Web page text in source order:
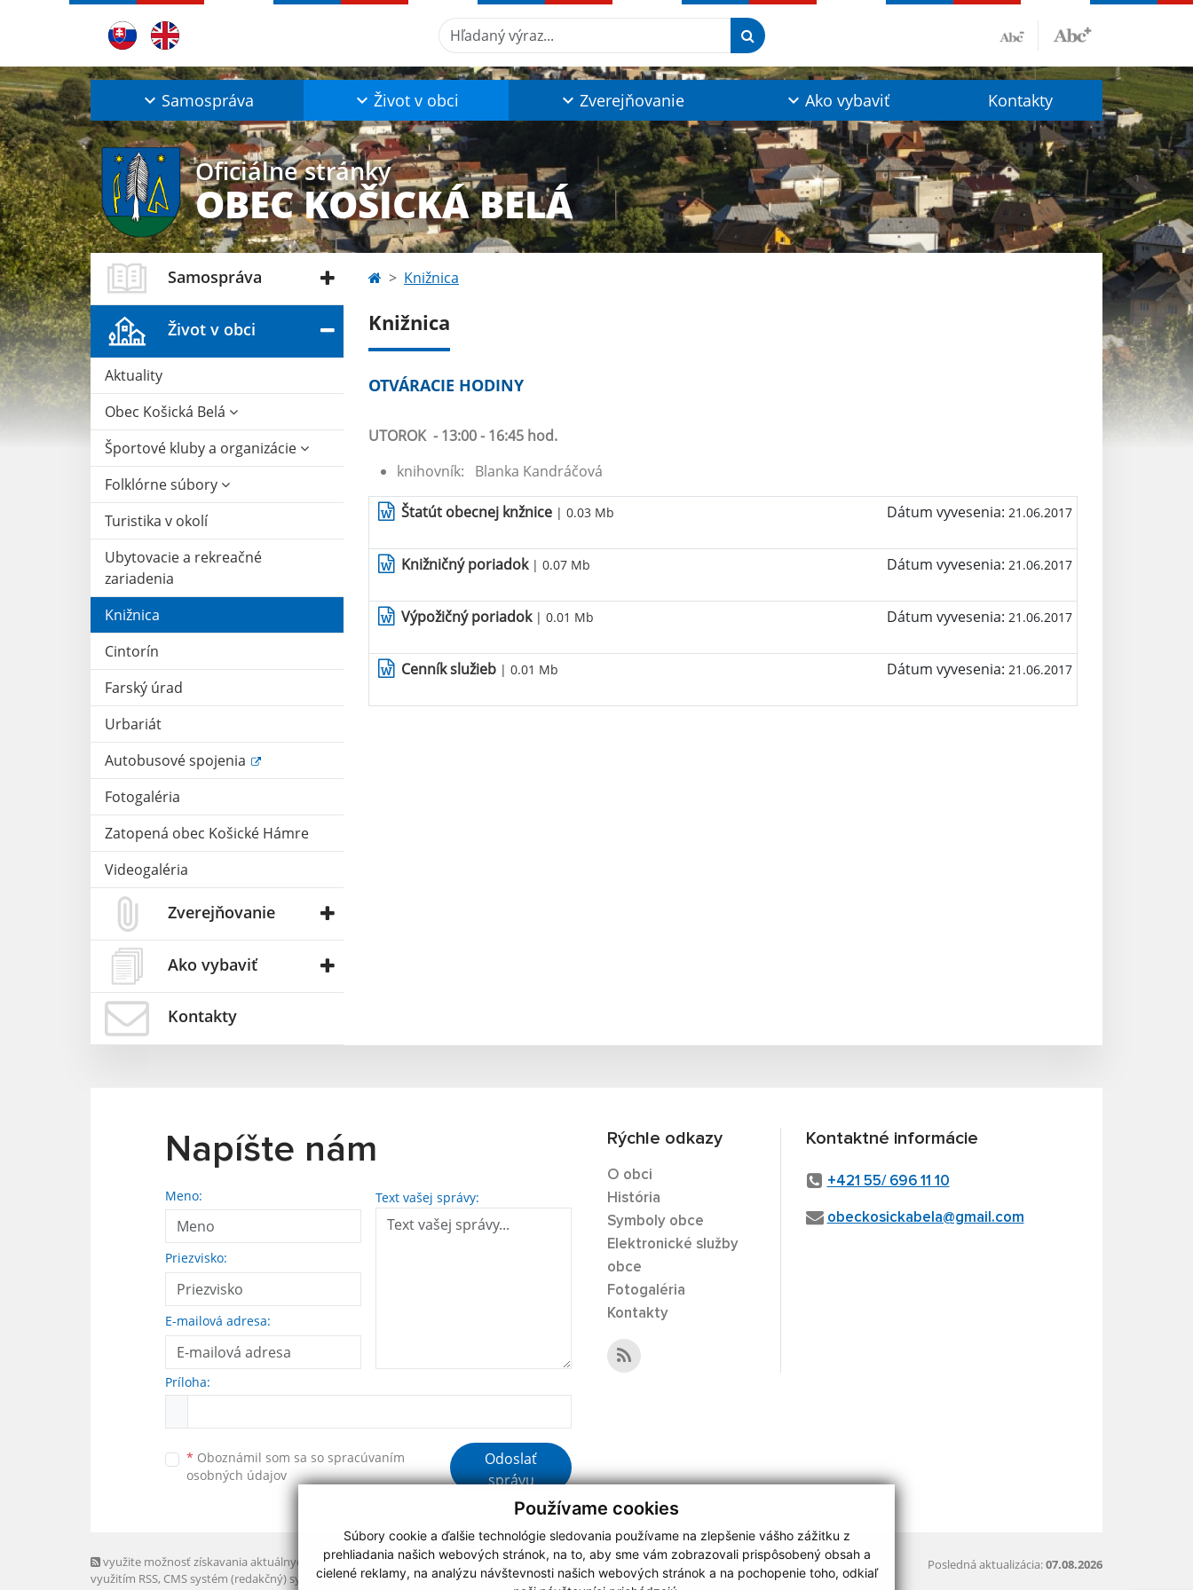
Používame cookies
Súbory cookie a ďalšie technológie sledovania používame na zlepšenie vášho zážitku z
prehliadania našich webových stránok, na to, aby sme vám zobrazovali prispôsobený obsah a
cielené reklamy, na analýzu návštevnosti našich webových stránok a na pochopenie toho, odkiaľ
Hľadaný výraz...
Samospráva Život v obci Zverejňovanie Ako vybaviť Kontakty
Oficiálne stránky
OBEC KOŠICKÁ BELÁ
Samospráva
Život v obci
Aktuality
Obec Košická Belá
Športové kluby a organizácie
Folklórne súbory
Turistika v okolí
Ubytovacie a rekreačné
zariadenia
Knižnica
Cintorín
Farský úrad
Urbariát
Autobusové spojenia
Fotogaléria
Zatopená obec Košické Hámre
Videogaléria
Zverejňovanie
Ako vybaviť
Kontakty
Knižnica
Knižnica
OTVÁRACIE HODINY
UTOROK - 13:00 - 16:45 hod.
knihovník: Blanka Kandráčová
Štatút obecnej knžnice | 0.03 Mb Dátum vyvesenia: 21.06.2017
Knižničný poriadok| 0.07 Mb Dátum vyvesenia: 21.06.2017
Výpožičný poriadok| 0.01 Mb Dátum vyvesenia: 21.06.2017
Cenník služieb | 0.01 Mb Dátum vyvesenia: 21.06.2017
Napíšte nám
Meno:
Priezvisko:
E-mailová adresa:
Text vašej správy:
Príloha:
* Oboznámil som sa so spracúvaním
osobných údajov
Odoslať
správu
Rýchle odkazy
O obci
História
Symboly obce
Elektronické služby
obce
Fotogaléria
Kontakty
Kontaktné informácie
+421 55/ 696 11 10
obeckosickabela@gmail.com
využite možnosť získavania aktuálnych informácií s
využitím RSS, CMS systém (redakčný) systém ECHELON 2,
Posledná aktualizácia:07.08.2026
webdesign |